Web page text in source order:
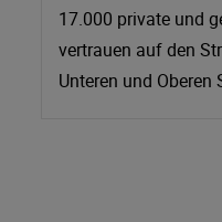
17.000 private und
vertrauen auf den
Unteren und Oberen